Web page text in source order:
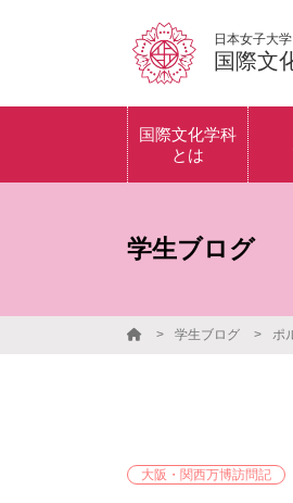
日本女子大学
国際文
国際文化学科
とは
授業紹介
学生ブログ
学生ブログ
大阪・関西万博訪問記